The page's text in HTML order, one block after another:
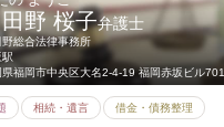
野 桜子弁護士
野総合法律事務所
県福岡市中央区大名2-4-19 福岡赤坂ビル701
相続・遺言 借金・債務整理